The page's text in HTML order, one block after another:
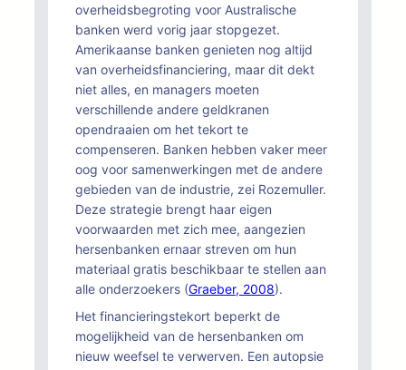
overheidsbegroting voor Australische
banken werd vorig jaar stopgezet.
Amerikaanse banken genieten nog altijd
van overheidsfinanciering, maar dit dekt
niet alles, en managers moeten
verschillende andere geldkranen
opendraaien om het tekort te
compenseren. Banken hebben vaker meer
oog voor samenwerkingen met de andere
gebieden van de industrie, zei Rozemuller.
Deze strategie brengt haar eigen
voorwaarden met zich mee, aangezien
hersenbanken ernaar streven om hun
materiaal gratis beschikbaar te stellen aan
alle onderzoekers (Graeber, 2008).
Het financieringstekort beperkt de
mogelijkheid van de hersenbanken om
nieuw weefsel te verwerven. Een autopsie